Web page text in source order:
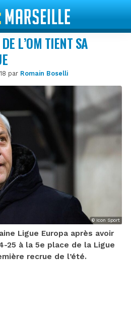
L’OM TIENT SA
par Romain Boselli
© Icon Sport
Ligue Europa après avoir
25 à la 5e place de la Ligue
recrue de l’été.